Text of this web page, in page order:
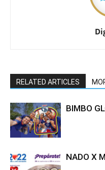
RELATED ARTICLES
BIMBO
NADO X